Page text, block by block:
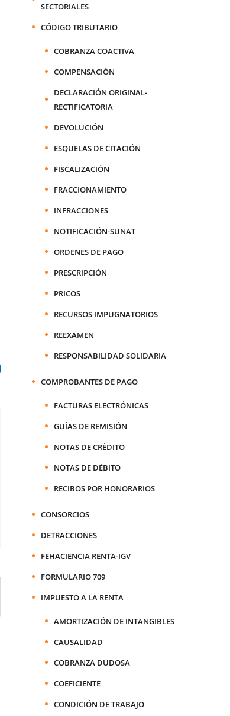
SECTORIALES
CÓDIGO TRIBUTARIO
COBRANZA COACTIVA
COMPENSACIÓN
DECLARACIÓN ORIGINAL-
RECTIFICATORIA
DEVOLUCIÓN
ESQUELAS DE CITACIÓN
FISCALIZACIÓN
FRACCIONAMIENTO
INFRACCIONES
NOTIFICACIÓN-SUNAT
ORDENES DE PAGO
PRESCRIPCIÓN
PRICOS
RECURSOS IMPUGNATORIOS
REEXAMEN
RESPONSABILIDAD SOLIDARIA
COMPROBANTES DE PAGO
FACTURAS ELECTRÓNICAS
GUÍAS DE REMISIÓN
NOTAS DE CRÉDITO
NOTAS DE DÉBITO
RECIBOS POR HONORARIOS
CONSORCIOS
DETRACCIONES
FEHACIENCIA RENTA-IGV
FORMULARIO 709
IMPUESTO A LA RENTA
AMORTIZACIÓN DE INTANGIBLES
CAUSALIDAD
COBRANZA DUDOSA
COEFICIENTE
CONDICIÓN DE TRABAJO